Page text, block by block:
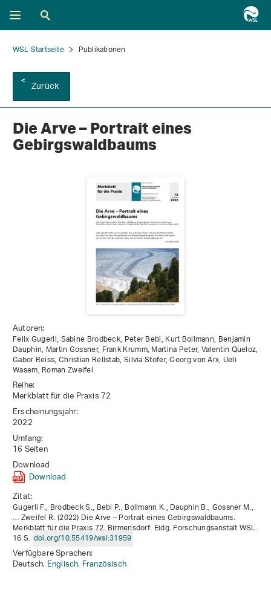
WSL Startseite Publikationen
Zurück
Die Arve – Portrait eines
Gebirgswaldbaums
Autoren:
Felix Gugerli, Sabine Brodbeck, Peter Bebi, Kurt Bollmann, Benjamin
Dauphin, Martin Gossner, Frank Krumm, Martina Peter, Valentin Queloz,
Gabor Reiss, Christian Rellstab, Silvia Stofer, Georg von Arx, Ueli
Wasem, Roman Zweifel
Reihe:
Merkblatt für die Praxis 72
Erscheinungsjahr:
2022
Umfang:
16 Seiten
Download
Download
Zitat:
Gugerli F., Brodbeck S., Bebi P., Bollmann K., Dauphin B., Gossner M.,
… Zweifel R. (2022) Die Arve – Portrait eines Gebirgswaldbaums.
Merkblatt für die Praxis 72. Birmensdorf: Eidg. Forschungsanstalt WSL.
16 S. doi.org/10.55419/wsl:31959
Verfügbare Sprachen:
Deutsch, Englisch, Französisch